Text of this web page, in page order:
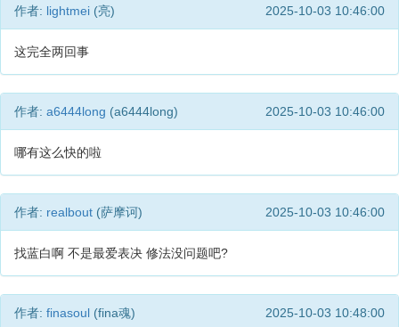
作者: lightmei (亮) 2025-10-03 10:46:00
这完全两回事
作者: a6444long (a6444long) 2025-10-03 10:46:00
哪有这么快的啦
作者: realbout (萨摩诃) 2025-10-03 10:46:00
找蓝白啊 不是最爱表决 修法没问题吧?
作者: finasoul (fina魂) 2025-10-03 10:48:00